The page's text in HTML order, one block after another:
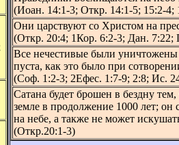
(Иоан. 14:1-3; Откр. 14:1-5; 15:2-4;
Они царствуют со Христом на
(Откр. 20:4; 1Кор. 6:2-3; Дан. 7:22;
Все нечестивые были
пуста, как это было при
(Соф. 1:2-3; 2Ефес. 1:7-9; 2:8; Ис.
Сатана будет брошен в бездну
земле в продолжение 1000 лет; он
на небе, а также не может
(Откр.20:1-3)